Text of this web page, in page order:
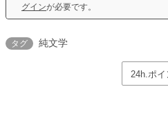
グインが必要です。
タグ 純文学